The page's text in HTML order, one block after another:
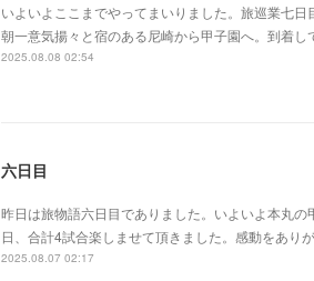
いよいよここまでやってまいりました。旅巡業七
朝一意気揚々と宿のある尼崎から甲子園へ。到着
2025.08.08 02:54
六日目
昨日は旅物語六日目でありました。いよいよ本丸
日、合計4試合楽しませて頂きました。感動をあり
2025.08.07 02:17